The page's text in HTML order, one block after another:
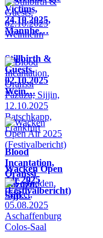
Victims,
24.10.2025,
Mannhe…
Stillbirth &
Guests,
02.10.2025
Wein…
Blood
Incantation,
Oranssi
Pazuzu,
Sijji…
Wacken Open
Air 2025
(Festivalbericht)